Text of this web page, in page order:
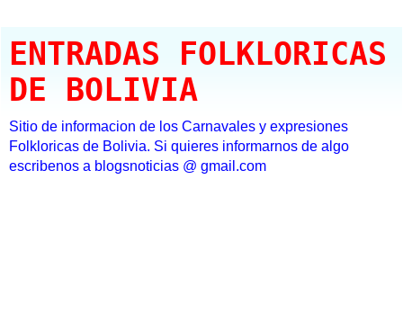
ENTRADAS FOLKLORICAS
DE BOLIVIA
Sitio de informacion de los Carnavales y expresiones
Folkloricas de Bolivia. Si quieres informarnos de algo
escribenos a blogsnoticias @ gmail.com